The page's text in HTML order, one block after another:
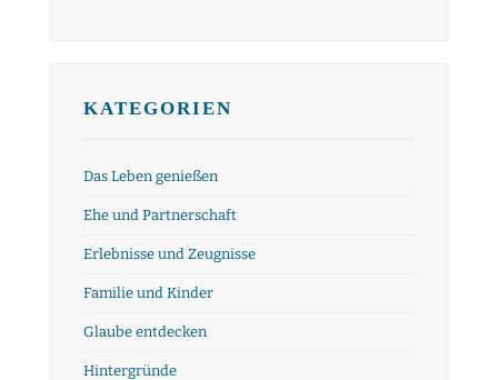
KATEGORIEN
Das Leben genießen
Ehe und Partnerschaft
Erlebnisse und Zeugnisse
Familie und Kinder
Glaube entdecken
Hintergründe